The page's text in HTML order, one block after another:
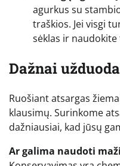
agurkus su
traškios. Jei visgi
sėklas ir
Dažnai
Ruošiant atsargas
klausimų. Surinkome
dažniausiai, kad jūsų
Ar galima naudoti